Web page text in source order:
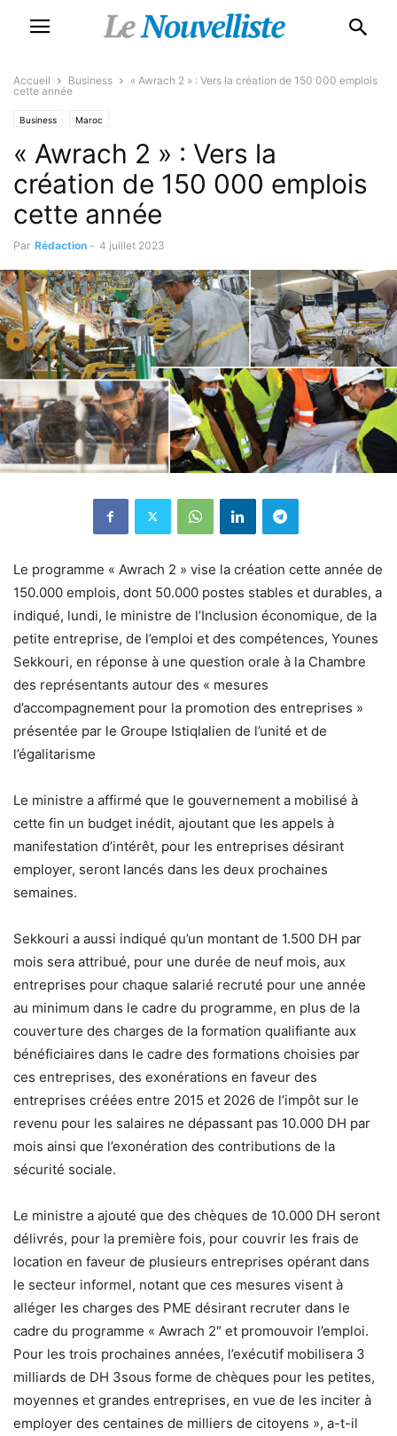
Accueil Business
« Awrach 2 » : Vers la création de 150 000 emplois
cette année
Business Maroc
« Awrach 2 » : Vers la
création de 150 000 emplois
cette année
Par Rédaction - 4 juillet 2023
Le programme « Awrach 2 » vise la création cette année de
150.000 emplois, dont 50.000 postes stables et durables, a
indiqué, lundi, le ministre de l’Inclusion économique, de la
petite entreprise, de l’emploi et des compétences, Younes
Sekkouri, en réponse à une question orale à la Chambre
des représentants autour des « mesures
d’accompagnement pour la promotion des entreprises »
présentée par le Groupe Istiqlalien de l’unité et de
l’égalitarisme
Le ministre a affirmé que le gouvernement a mobilisé à
cette fin un budget inédit, ajoutant que les appels à
manifestation d’intérêt, pour les entreprises désirant
employer, seront lancés dans les deux prochaines
semaines.
Sekkouri a aussi indiqué qu’un montant de 1.500 DH par
mois sera attribué, pour une durée de neuf mois, aux
entreprises pour chaque salarié recruté pour une année
au minimum dans le cadre du programme, en plus de la
couverture des charges de la formation qualifiante aux
bénéficiaires dans le cadre des formations choisies par
ces entreprises, des exonérations en faveur des
entreprises créées entre 2015 et 2026 de l’impôt sur le
revenu pour les salaires ne dépassant pas 10.000 DH par
mois ainsi que l’exonération des contributions de la
sécurité sociale.
Le ministre a ajouté que des chèques de 10.000 DH seront
délivrés, pour la première fois, pour couvrir les frais de
location en faveur de plusieurs entreprises opérant dans
le secteur informel, notant que ces mesures visent à
alléger les charges des PME désirant recruter dans le
cadre du programme « Awrach 2″ et promouvoir l’emploi.
Pour les trois prochaines années, l’exécutif mobilisera 3
milliards de DH 3sous forme de chèques pour les petites,
moyennes et grandes entreprises, en vue de les inciter à
employer des centaines de milliers de citoyens », a-t-il